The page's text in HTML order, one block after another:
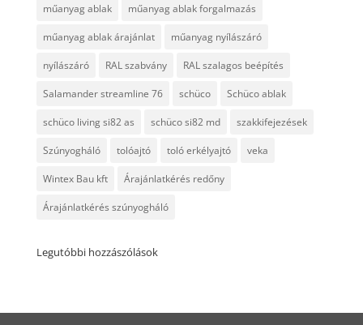
műanyag ablak műanyag ablak forgalmazás
műanyag ablak árajánlat műanyag nyílászáró
nyílászáró RAL szabvány RAL szalagos beépítés
Salamander streamline 76 schüco Schüco ablak
schüco living si82 as schüco si82 md szakkifejezések
Szúnyogháló tolóajtó toló erkélyajtó veka
Wintex Bau kft Árajánlatkérés redőny
Árajánlatkérés szúnyogháló
Legutóbbi hozzászólások